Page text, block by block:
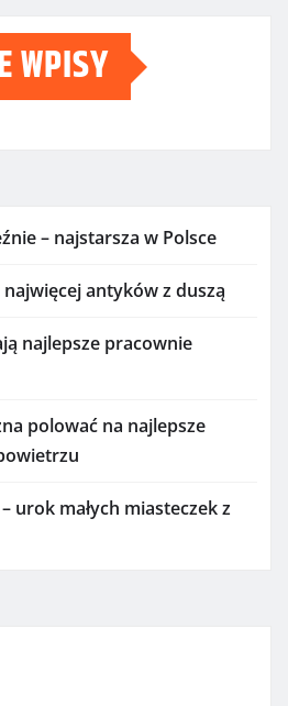
WPISY
– najstarsza w Polsce
antyków z duszą
najlepsze pracownie
polować na najlepsze
urok małych miasteczek z